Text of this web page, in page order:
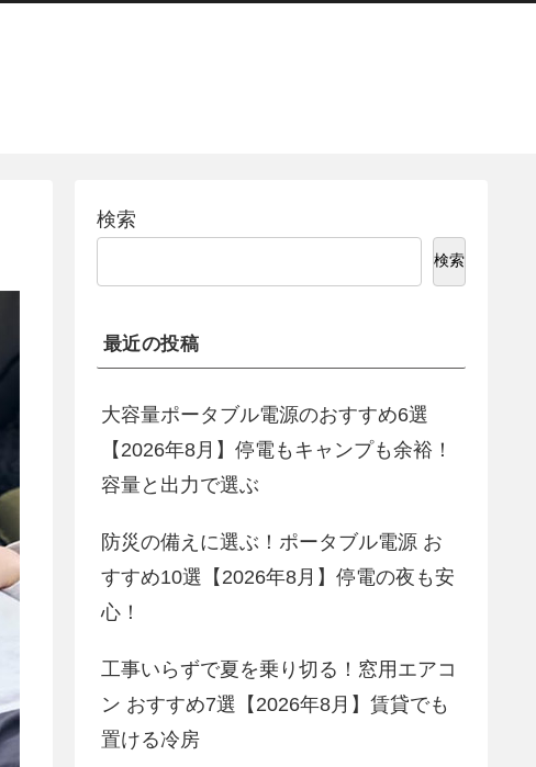
検索
検索
最近の投稿
大容量ポータブル電源のおすすめ6選
【2026年8月】停電もキャンプも余裕！
容量と出力で選ぶ
防災の備えに選ぶ！ポータブル電源 お
すすめ10選【2026年8月】停電の夜も安
心！
工事いらずで夏を乗り切る！窓用エアコ
ン おすすめ7選【2026年8月】賃貸でも
置ける冷房